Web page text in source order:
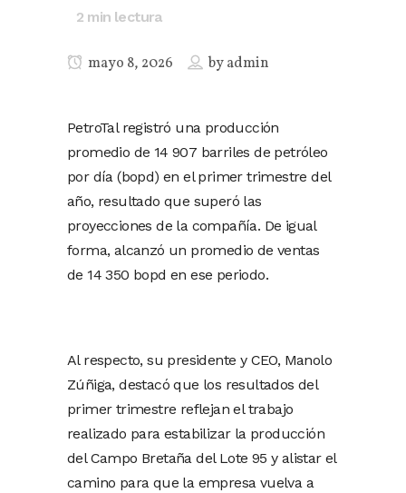
2 min lectura
mayo 8, 2026 byadmin
PetroTal registró una producción
promedio de 14 907 barriles de petróleo
por día (bopd) en el primer trimestre del
año, resultado que superó las
proyecciones de la compañía. De igual
forma, alcanzó un promedio de ventas
de 14 350 bopd en ese periodo.
Al respecto, su presidente y CEO, Manolo
Zúñiga, destacó que los resultados del
primer trimestre reflejan el trabajo
realizado para estabilizar la producción
del Campo Bretaña del Lote 95 y alistar el
camino para que la empresa vuelva a